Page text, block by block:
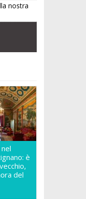
nostra
è
del